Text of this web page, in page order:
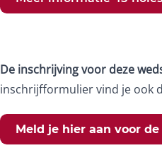
De inschrijving voor deze
inschrijfformulier vind je ook
Meld je hier aan voor